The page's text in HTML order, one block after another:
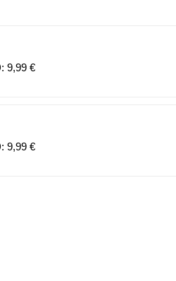
9,99 €
9,99 €